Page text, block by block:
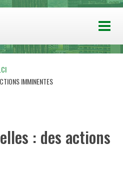
IMMINENTES
: des actions